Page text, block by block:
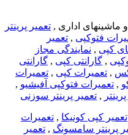
ماشینهای اداری , تعمیر پرینتر
فتوکپی , تعمیر
کپی , نمایندگی مجاز
, گارانتی کپی , گارانتی
, تعمیرات کپی , تعمیرات
, تعمیرات فتوکپی آفیشیو ,
, تعمیر پرینتر سوزنی
تعمیر کپی کونیکا , تعمیرات
پرینتر سامسونگ , تعمیر